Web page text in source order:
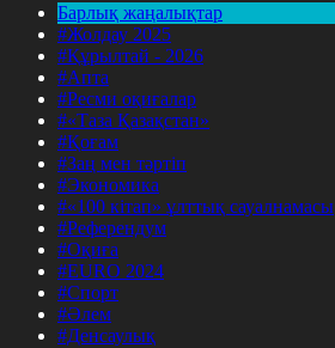
Барлық жаңалықтар
#Жолдау 2025
#Құрылтай - 2026
#Апта
#Ресми оқиғалар
#«Таза Қазақстан»
#Қоғам
#Заң мен тәртіп
#Экономика
#«100 кітап» ұлттық сауалнамасы
#Референдум
#Оқиға
#EURO 2024
#Спорт
#Әлем
#Денсаулық